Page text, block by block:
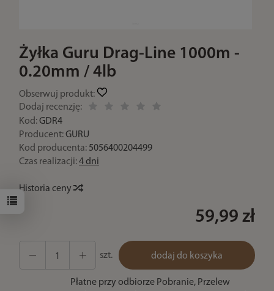
Żyłka Guru Drag-Line 1000m -
0.20mm / 4lb
Obserwuj produkt:
Dodaj recenzję:
Kod:GDR4
Producent:GURU
Kod producenta: 5056400204499
Czas realizacji:4 dni
Historia ceny
59,99 zł
szt. dodaj do koszyka
Płatne przy odbiorze Pobranie, Przelew